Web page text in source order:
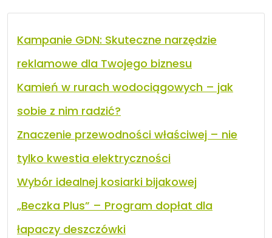
Kampanie GDN: Skuteczne narzędzie
reklamowe dla Twojego biznesu
Kamień w rurach wodociągowych – jak
sobie z nim radzić?
Znaczenie przewodności właściwej – nie
tylko kwestia elektryczności
Wybór idealnej kosiarki bijakowej
„Beczka Plus” – Program dopłat dla
łapaczy deszczówki